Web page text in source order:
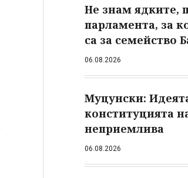
Не знам ядките,
парламента, за
са за семейство
06.08.2026
Муцунски:
конституцията
неприемлива
06.08.2026